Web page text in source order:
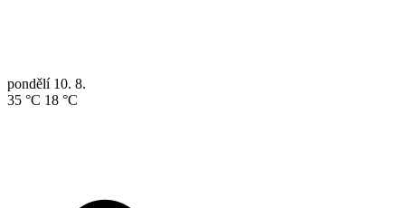
pondělí 10. 8.
35 °C 18 °C